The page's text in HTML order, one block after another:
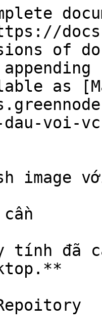
of
as
voi-
image
tính đã